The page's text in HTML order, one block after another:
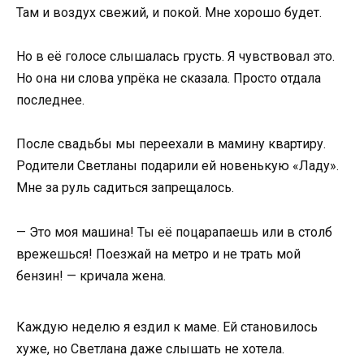
Там и воздух свежий, и покой. Мне хорошо будет.
Но в её голосе слышалась грусть. Я чувствовал это.
Но она ни слова упрёка не сказала. Просто отдала
последнее.
После свадьбы мы переехали в мамину квартиру.
Родители Светланы подарили ей новенькую «Ладу».
Мне за руль садиться запрещалось.
— Это моя машина! Ты её поцарапаешь или в столб
врежешься! Поезжай на метро и не трать мой
бензин! — кричала жена.
Каждую неделю я ездил к маме. Ей становилось
хуже, но Светлана даже слышать не хотела.